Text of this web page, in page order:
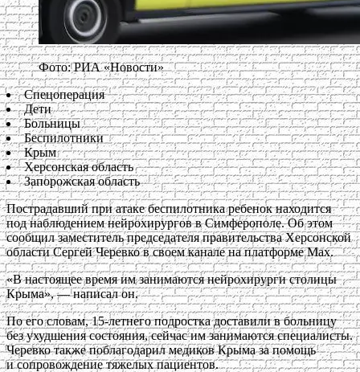
Фото: РИА «Новости»
Спецоперация
Дети
Больницы
Беспилотники
Крым
Херсонская область
Запорожская область
Пострадавший при атаке беспилотника ребенок находится
под наблюдением нейрохирургов в Симферополе. Об этом
сообщил заместитель председателя правительства Херсонской
области Сергей Черевко в своем канале на платформе Max.
«В настоящее время им занимаются нейрохирурги столицы
Крыма», — написал он.
По его словам, 15-летнего подростка доставили в больницу
без ухудшения состояния, сейчас им занимаются специалисты.
Черевко также поблагодарил медиков Крыма за помощь
и сопровождение тяжелых пациентов.